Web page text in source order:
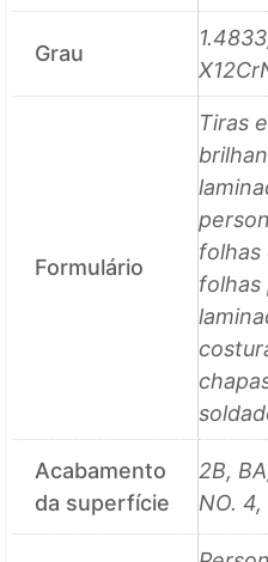
Grau
Formulário
Tiras
folhas
folhas
Acabamento
da superfície
2B,
NO.